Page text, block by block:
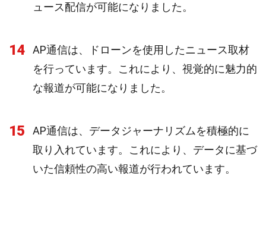
ュース配信が可能になりました。
14
AP通信は、ドローンを使用したニュース取材
を行っています。これにより、視覚的に魅力的
な報道が可能になりました。
15
AP通信は、データジャーナリズムを積極的に
取り入れています。これにより、データに基づ
いた信頼性の高い報道が行われています。